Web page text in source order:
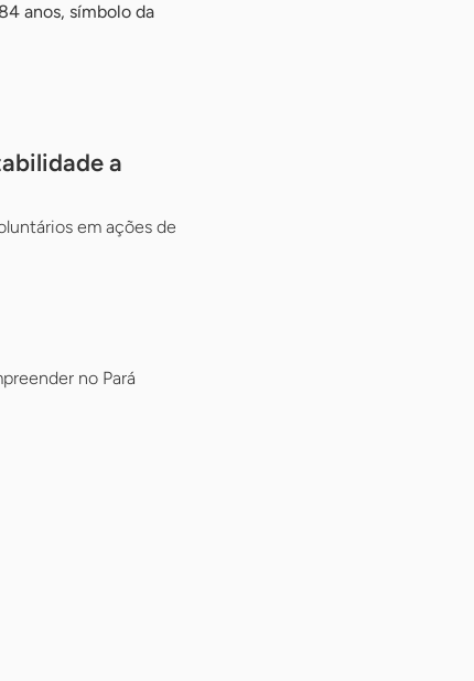
anos, símbolo da
a
em ações de
no Pará